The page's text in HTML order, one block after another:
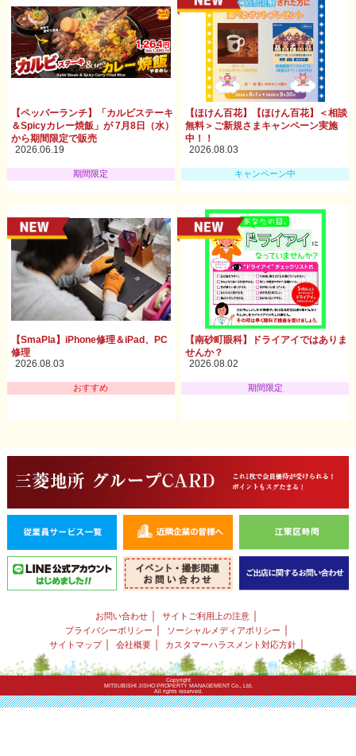
【ペッパーランチ】「カルビステーキ
＆Spicyカレー焼飯」が 7月8日（水）
から期間限定で販売
2026.06.19
期間限定
【ほけん百花】【ほけん百花】＜相談
無料＞ご新規さまキャンペーン実施
中！！
2026.08.03
キャンペーン中
【SmaPla】iPhone修理＆iPad、PC
修理
2026.08.03
おすすめ
【南砂町眼科】ドライアイではありま
せんか？
2026.08.02
期間限定
お問い合わせ ｜ サイトご利用上の注意 ｜
プライバシーポリシー ｜ ソーシャルメディアポリシー ｜
サイトマップ｜ 会社概要｜ カスタマーハラスメント対応方針｜
Copyright
MITSUBISHI JISHO PROPERTY MANAGEMENT Co., Ltd.
All rights reserved.